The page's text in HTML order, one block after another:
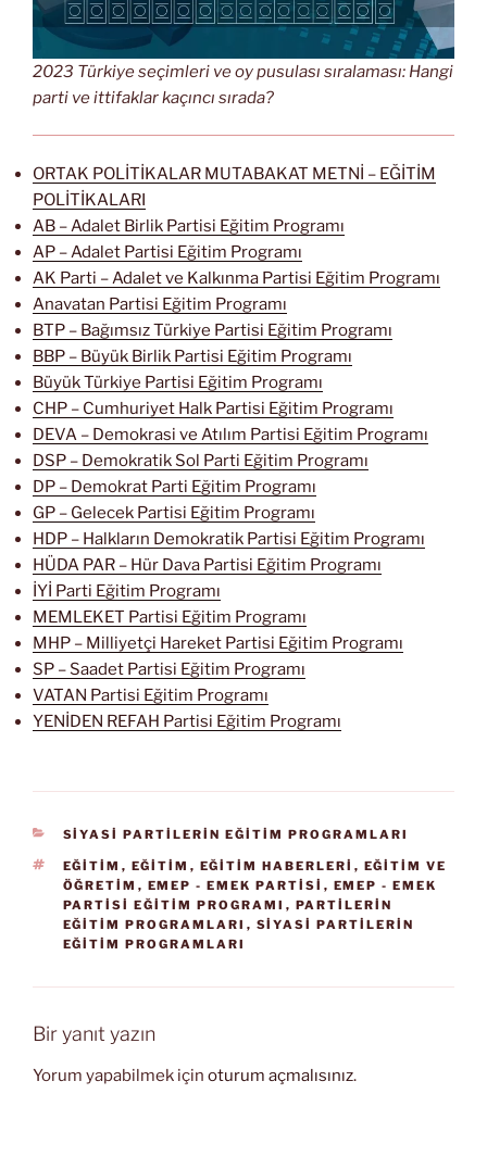
2023 Türkiye seçimleri ve oy pusulası sıralaması: Hangi
parti ve ittifaklar kaçıncı sırada?
ORTAK POLİTİKALAR MUTABAKAT METNİ – EĞİTİM
POLİTİKALARI
AB – Adalet Birlik Partisi Eğitim Programı
AP – Adalet Partisi Eğitim Programı
AK Parti – Adalet ve Kalkınma Partisi Eğitim Programı
Anavatan Partisi Eğitim Programı
BTP – Bağımsız Türkiye Partisi Eğitim Programı
BBP – Büyük Birlik Partisi Eğitim Programı
Büyük Türkiye Partisi Eğitim Programı
CHP – Cumhuriyet Halk Partisi Eğitim Programı
DEVA – Demokrasi ve Atılım Partisi Eğitim Programı
DSP – Demokratik Sol Parti Eğitim Programı
DP – Demokrat Parti Eğitim Programı
GP – Gelecek Partisi Eğitim Programı
HDP – Halkların Demokratik Partisi Eğitim Programı
HÜDA PAR – Hür Dava Partisi Eğitim Programı
İYİ Parti Eğitim Programı
MEMLEKET Partisi Eğitim Programı
MHP – Milliyetçi Hareket Partisi Eğitim Programı
SP – Saadet Partisi Eğitim Programı
VATAN Partisi Eğitim Programı
YENİDEN REFAH Partisi Eğitim Programı
KATEGORILER
SİYASİ PARTİLERİN EĞİTİM PROGRAMLARI
ETIKETLER
EĞİTİM , EĞITIM , EĞITIM HABERLERI , EĞITIM VE
ÖĞRETIM , EMEP - EMEK PARTISI , EMEP - EMEK
PARTISI EĞITIM PROGRAMI , PARTILERIN
EĞITIM PROGRAMLARI , SİYASİ PARTİLERİN
EĞİTİM PROGRAMLARI
Bir yanıt yazın
Yorum yapabilmek için oturum açmalısınız.